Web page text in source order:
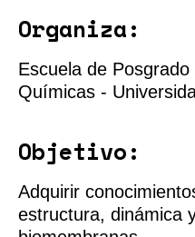
Organiza:
Escuela de
Químicas -
Objetivo:
Adquirir
estructura, dinámica